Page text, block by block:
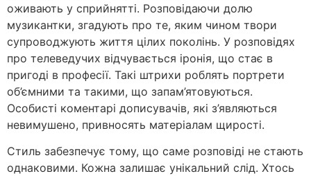
оживають у сприйнятті. Розповідаючи долю
музикантки, згадують про те, яким чином твори
супроводжують життя цілих поколінь. У розповідях
про телеведучих відчувається іронія, що стає в
пригоді в професії. Такі штрихи роблять портрети
об’ємними та такими, що запам’ятовуються.
Особисті коментарі дописувачів, які з’являються
невимушено, привносять матеріалам щирості.
Стиль забезпечує тому, що саме розповіді не стають
однаковими. Кожна залишає унікальний слід. Хтось